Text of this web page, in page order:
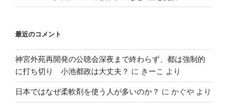
最近のコメント
神宮外苑再開発の公聴会深夜まで終わらず、都は強制的
に打ち切り 小池都政は大丈夫？ に きーこ より
日本ではなぜ柔軟剤を使う人が多いのか？ に かぐや より